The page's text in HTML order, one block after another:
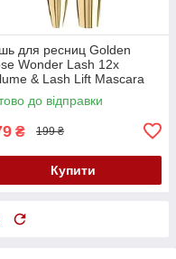
для ресниц Golden
Wonder Lash 12x
& Lash Lift Mascara
12 мл
до відправки
₴ 199 ₴
Купити